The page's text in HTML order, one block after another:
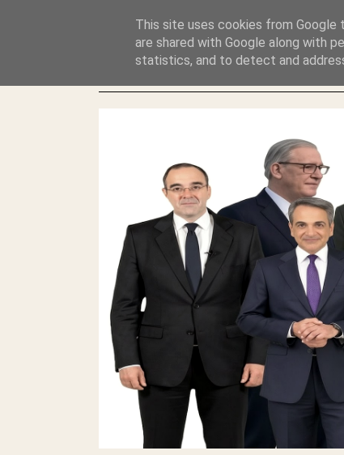
ΛΕΗΛΑΣΙΑ ΚΑΙ ΕΓΚΛΗΜΑ ?This site uses cookies from Google
are shared with Google along with
statistics, and to detect and